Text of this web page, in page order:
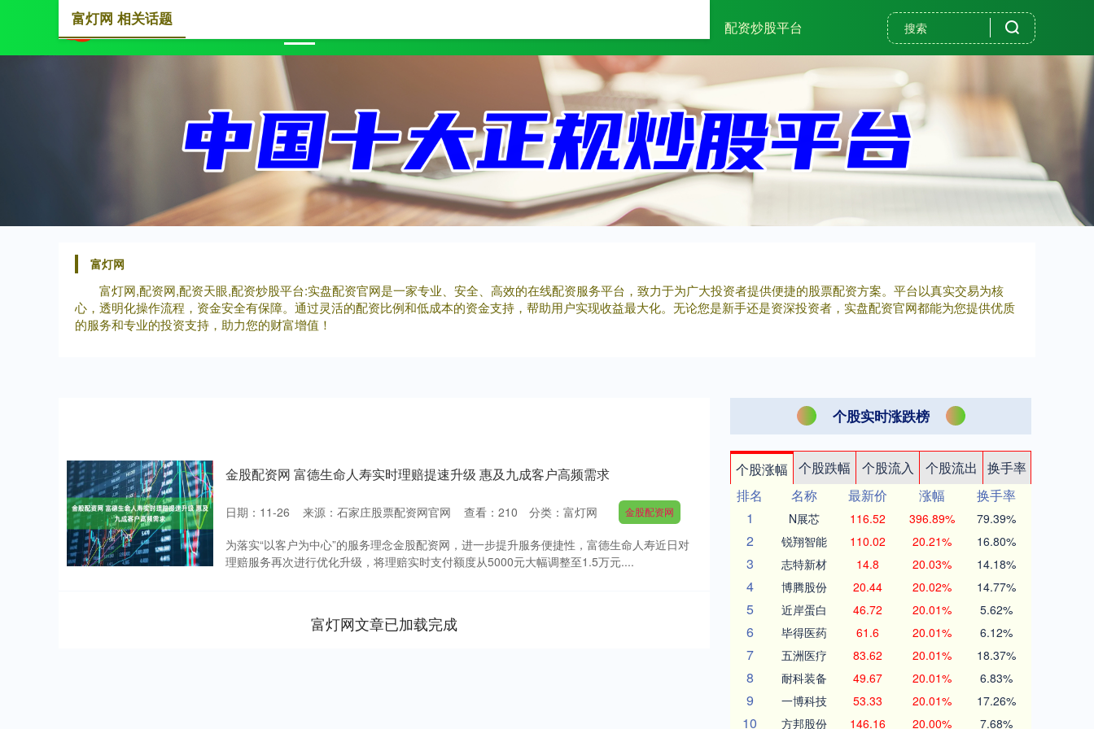
配资炒股平台
富灯网
富灯网,配资网,配资天眼,配资炒股平台:实盘配资官网是一家专业、安全、高效的在线配资服务平台，致力于为广大投资者提供便捷的股票配资方案。平台以真实交易为核
心，透明化操作流程，资金安全有保障。通过灵活的配资比例和低成本的资金支持，帮助用户实现收益最大化。无论您是新手还是资深投资者，实盘配资官网都能为您提供优质
的服务和专业的投资支持，助力您的财富增值！
富灯网 相关话题
金股配资网 富德生命人寿实时理赔提速升级 惠及九成客户高频需求
日期：11-26 来源：石家庄股票配资网官网 查看： 210 分类： 富灯网 金股配资网
为落实“以客户为中心”的服务理念金股配资网，进一步提升服务便捷性，富德生命人寿近日对
理赔服务再次进行优化升级，将理赔实时支付额度从5000元大幅调整至1.5万元....
富灯网文章已加载完成
个股实时涨跌榜
个股涨幅 个股跌幅 个股流入 个股流出
换手率
排名
名称 最新价 涨幅
换手率
1
N展芯 116.52 396.89% 79.39%
2 锐翔智能 110.02 20.21% 16.80%
3 志特新材 14.8 20.03% 14.18%
4 博腾股份 20.44 20.02% 14.77%
5 近岸蛋白 46.72 20.01% 5.62%
6 毕得医药 61.6 20.01% 6.12%
7 五洲医疗 83.62 20.01% 18.37%
8 耐科装备 49.67 20.01% 6.83%
9 一博科技 53.33 20.01% 17.26%
10 方邦股份 146.16 20.00% 7.68%